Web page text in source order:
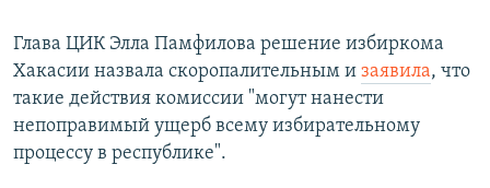
Глава ЦИК Элла Памфилова решение избиркома
Хакасии назвала скоропалительным и заявила, что
такие действия комиссии "могут нанести
непоправимый ущерб всему избирательному
процессу в республике".